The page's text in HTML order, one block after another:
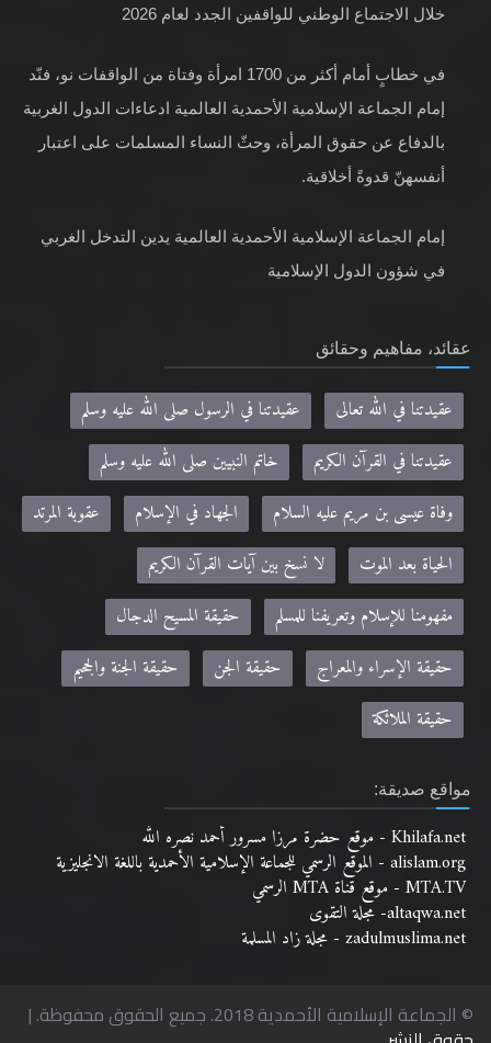
خلال الاجتماع الوطني للواقفين الجدد لعام 2026
في خطابٍ أمام أكثر من 1700 امرأة وفتاة من الواقفات نو، فنّد
إمام الجماعة الإسلامية الأحمدية العالمية ادعاءات الدول الغربية
بالدفاع عن حقوق المرأة، وحثّ النساء المسلمات على اعتبار
أنفسهنّ قدوةً أخلاقية.
إمام الجماعة الإسلامية الأحمدية العالمية يدين التدخل الغربي
في شؤون الدول الإسلامية
عقائد، مفاهيم وحقائق
عقيدتنا في الله تعالى
عقيدتنا في الرسول صلى الله عليه وسلم
عقيدتنا في القرآن الكريم
خاتم النبيين صلى الله عليه وسلم
وفاة عيسى بن مريم عليه السلام
الجهاد في الإسلام
عقوبة المرتد
الحياة بعد الموت
لا نسخ بين آيات القرآن الكريم
مفهومنا للإسلام وتعريفنا للمسلم
حقيقة المسيح الدجال
حقيقة الإسراء والمعراج
حقيقة الجن
حقيقة الجنة والجحيم
حقيقة الملائكة
مواقع صديقة:
Khilafa.net - موقع حضرة مرزا مسرور أحمد نصره الله
alislam.org - الموقع الرسمي للجماعة الإسلامية الأحمدية باللغة الانجليزية
MTA.TV - موقع قناة MTA الرسمي
altaqwa.net- مجلة التقوى
zadulmuslima.net - مجلة زاد المسلمة
© الجماعة الإسلامية الأحمدية 2018. جميع الحقوق محفوظة. |